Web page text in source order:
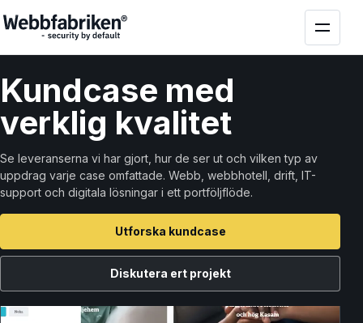
Kundcase med
verklig kvalitet
Se leveranserna vi har gjort, hur de ser ut och vilken typ av
uppdrag varje case omfattade. Webb, webbhotell, drift, IT-
support och digitala lösningar i ett portföljflöde.
Utforska kundcase
Diskutera ert projekt